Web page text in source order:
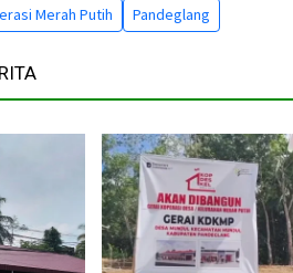
Merah Putih Pandeglang